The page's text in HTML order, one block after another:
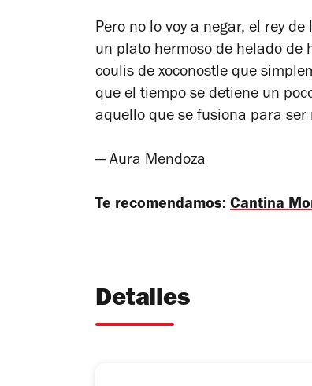
Pero no lo voy a negar, el rey
un plato hermoso de helado de
coulis de xoconostle que
que el tiempo se detiene un
aquello que se fusiona para ser
— Aura Mendoza
Te recomendamos: Cantina
Detalles